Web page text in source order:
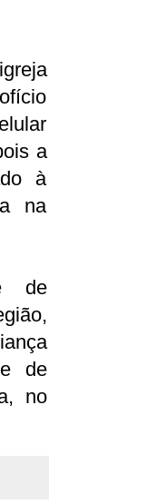
a
à
na
de
de
no